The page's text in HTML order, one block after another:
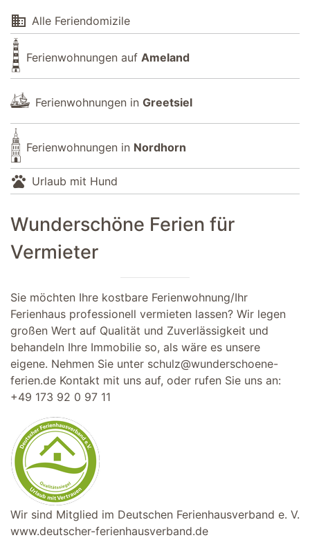
domain Alle Feriendomizile
Ferienwohnungen auf Ameland
Ferienwohnungen in Greetsiel
Ferienwohnungen in Nordhorn
pets Urlaub mit Hund
Wunderschöne Ferien für
Vermieter
Sie möchten Ihre kostbare Ferienwohnung/Ihr
Ferienhaus professionell vermieten lassen? Wir legen
großen Wert auf Qualität und Zuverlässigkeit und
behandeln Ihre Immobilie so, als wäre es unsere
eigene. Nehmen Sie unter schulz@wunderschoene-
ferien.de Kontakt mit uns auf, oder rufen Sie uns an:
+49 173 92 0 97 11
Wir sind Mitglied im Deutschen Ferienhausverband e. V.
www.deutscher-ferienhausverband.de